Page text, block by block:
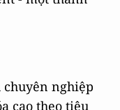
nghiệp
cao theo tiêu